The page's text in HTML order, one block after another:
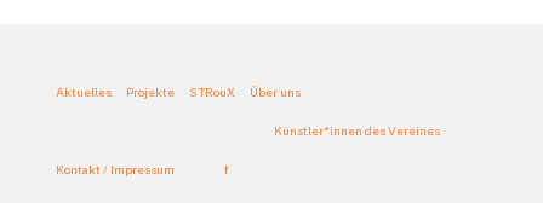
Aktuelles Projekte STRouX Über uns
Künstler*innen des Vereines
Kontakt / Impressum f